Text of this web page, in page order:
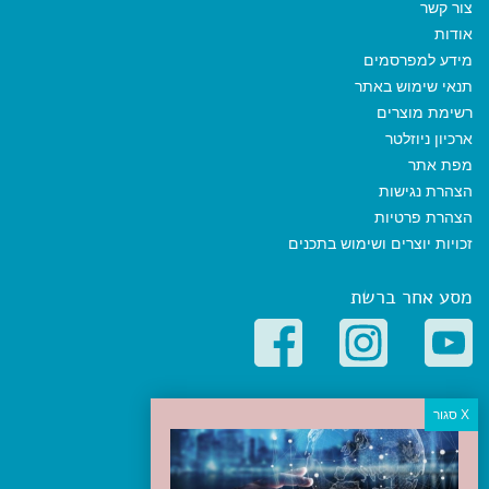
צור קשר
אודות
מידע למפרסמים
תנאי שימוש באתר
רשימת מוצרים
ארכיון ניוזלטר
מפת אתר
הצהרת נגישות
הצהרת פרטיות
זכויות יוצרים ושימוש בתכנים
מסע אחר ברשת
קטגוריות פופולריות
יעדים
טיולים בישראל